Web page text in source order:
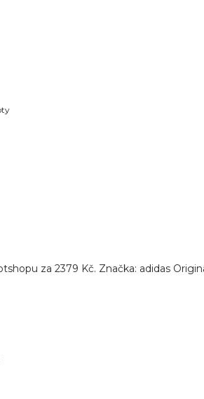
za 2379 Kč. Značka: adidas